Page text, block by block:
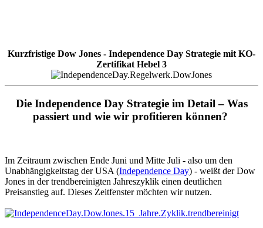
Kurzfristige Dow Jones - Independence Day Strategie mit KO-
Zertifikat Hebel 3
Die Independence Day Strategie im Detail – Was
passiert und wie wir profitieren können?
Im Zeitraum zwischen Ende Juni und Mitte Juli - also um den
Unabhängigkeitstag der USA (Independence Day) - weißt der Dow
Jones in der trendbereinigten Jahreszyklik einen deutlichen
Preisanstieg auf. Dieses Zeitfenster möchten wir nutzen.